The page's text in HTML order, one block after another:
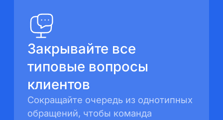
Закрывайте все
типовые вопросы
клиентов
Сокращайте очередь из однотипных
обращений, чтобы команда